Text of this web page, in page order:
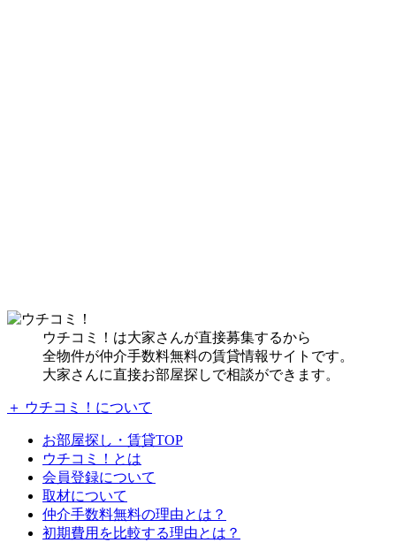
ウチコミ！は大家さんが直接募集するから
全物件が仲介手数料無料の賃貸情報サイトです。
大家さんに直接お部屋探しで相談ができます。
＋ ウチコミ！について
お部屋探し・賃貸TOP
ウチコミ！とは
会員登録について
取材について
仲介手数料無料の理由とは？
初期費用を比較する理由とは？